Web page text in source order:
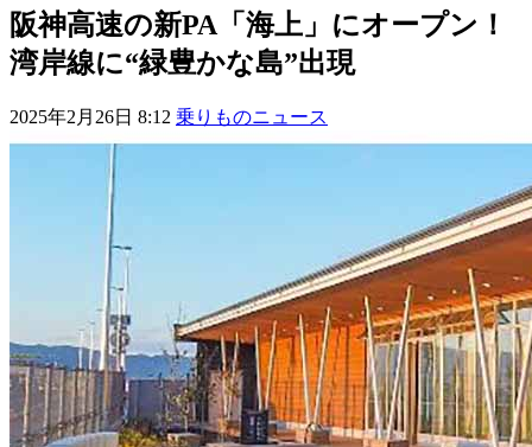
阪神高速の新PA「海上」にオープン！
湾岸線に“緑豊かな島”出現
2025年2月26日 8:12 乗りものニュース